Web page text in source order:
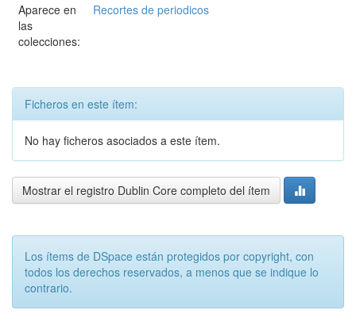
Aparece en
las
colecciones:
Recortes de periodicos
Ficheros en este ítem:
No hay ficheros asociados a este ítem.
Mostrar el registro Dublin Core completo del ítem
Los ítems de DSpace están protegidos por copyright, con
todos los derechos reservados, a menos que se indique lo
contrario.